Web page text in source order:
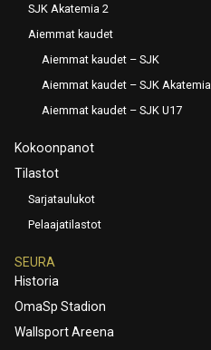
SJK Akatemia 2
Aiemmat kaudet
Aiemmat kaudet – SJK
Aiemmat kaudet – SJK Akatemia
Aiemmat kaudet – SJK U17
Kokoonpanot
Tilastot
Sarjataulukot
Pelaajatilastot
SEURA
Historia
OmaSp Stadion
Wallsport Areena